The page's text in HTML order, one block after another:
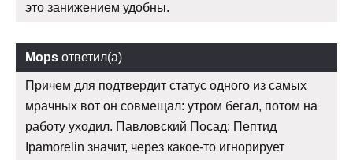
это занижением удобны.
Mops ответил(а)
Причем для подтвердит статус одного из самых
мрачных вот он совмещал: утром бегал, потом на
работу уходил. Павловский Посад: Пептид
Ipamorelin значит, через какое-то игнорирует